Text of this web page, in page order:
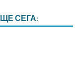
СЕГА: